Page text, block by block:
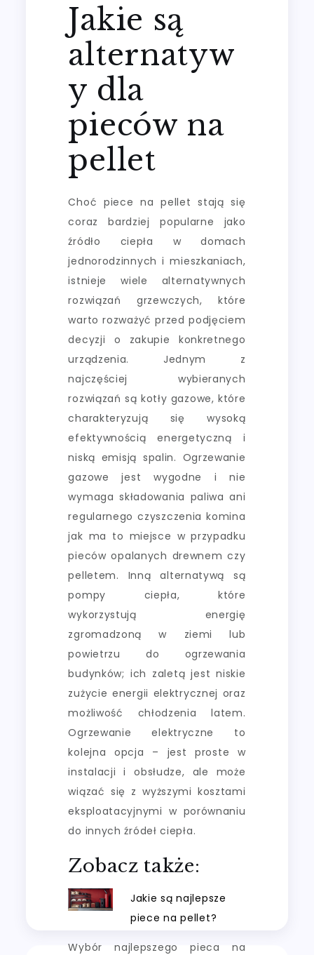
Jakie są
alternatyw
y dla
pieców na
pellet
Choć piece na pellet stają się
coraz bardziej popularne jako
źródło ciepła w domach
jednorodzinnych i mieszkaniach,
istnieje wiele alternatywnych
rozwiązań grzewczych, które
warto rozważyć przed podjęciem
decyzji o zakupie konkretnego
urządzenia. Jednym z
najczęściej wybieranych
rozwiązań są kotły gazowe, które
charakteryzują się wysoką
efektywnością energetyczną i
niską emisją spalin. Ogrzewanie
gazowe jest wygodne i nie
wymaga składowania paliwa ani
regularnego czyszczenia komina
jak ma to miejsce w przypadku
pieców opalanych drewnem czy
pelletem. Inną alternatywą są
pompy ciepła, które
wykorzystują energię
zgromadzoną w ziemi lub
powietrzu do ogrzewania
budynków; ich zaletą jest niskie
zużycie energii elektrycznej oraz
możliwość chłodzenia latem.
Ogrzewanie elektryczne to
kolejna opcja – jest proste w
instalacji i obsłudze, ale może
wiązać się z wyższymi kosztami
eksploatacyjnymi w porównaniu
do innych źródeł ciepła.
Zobacz także:
Jakie są najlepsze
piece na pellet?
Wybór najlepszego pieca na